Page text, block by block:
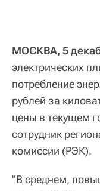
МОСКВА, 5
электрических
потребление
рублей за
цены в текущем
сотрудник
комиссии (РЭК).
"В среднем,